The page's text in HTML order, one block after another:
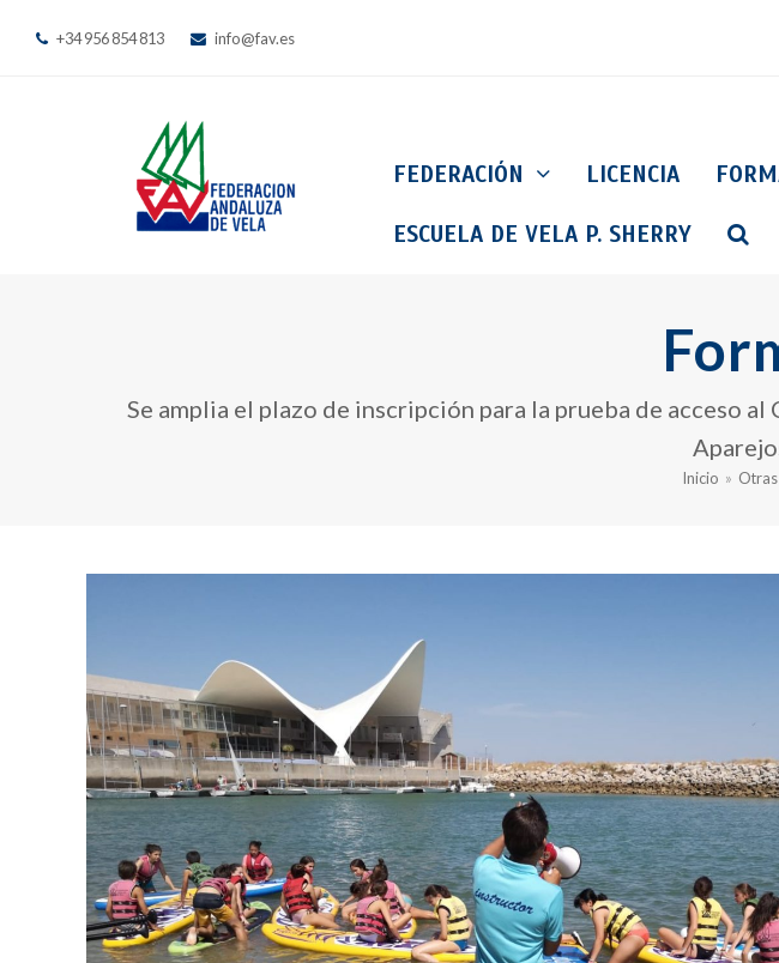
+34 956 854 813 info@fav.es
FEDERACIÓN LICENCIA
ESCUELA DE VELA P. SHERRY
Se amplia el plazo de inscripción para la prueba de acceso
Inicio »